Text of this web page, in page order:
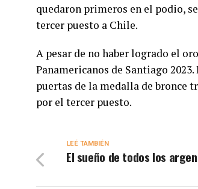
quedaron primeros en el podio,
tercer puesto a Chile.
A pesar de no haber logrado el
Panamericanos de Santiago
puertas de la medalla de bronce
por el tercer puesto.
LEÉ TAMBIÉN
El sueño de todos los